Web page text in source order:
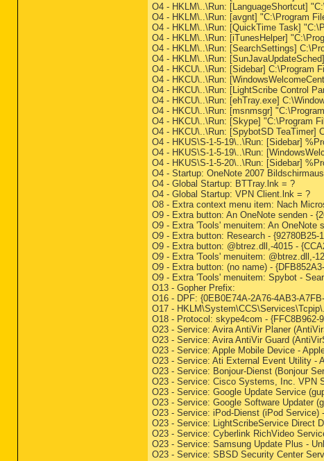
O4 - HKLM\..\Run: [LanguageShortcut]
O4 - HKLM\..\Run: [avgnt] "C:\Program
O4 - HKLM\..\Run: [QuickTime Task]
O4 - HKLM\..\Run: [iTunesHelper]
O4 - HKLM\..\Run: [SearchSettings]
O4 - HKLM\..\Run:
O4 - HKCU\..\Run: [Sidebar] C:\Program
O4 - HKCU\..\Run:
O4 - HKCU\..\Run: [LightScribe Control
O4 - HKCU\..\Run: [ehTray.exe]
O4 - HKCU\..\Run: [msnmsgr]
O4 - HKCU\..\Run: [Skype] "C:\Program
O4 - HKCU\..\Run: [SpybotSD TeaTimer]
O4 - HKUS\S-1-5-19\..\Run: [Sidebar]
O4 - HKUS\S-1-5-19\..\Run:
O4 - HKUS\S-1-5-20\..\Run: [Sidebar]
O4 - Startup: OneNote 2007
O4 - Global Startup: BTTray.lnk = ?
O4 - Global Startup: VPN Client.lnk = ?
O8 - Extra context menu item: Nach
O9 - Extra button: An OneNote senden -
O9 - Extra 'Tools' menuitem: An OneNote
O9 - Extra button: Research -
O9 - Extra button: @btrez.dll,-4015 -
O9 - Extra 'Tools' menuitem: @btrez.dll,-
O9 - Extra button: (no name) -
O9 - Extra 'Tools' menuitem: Spybot -
O13 - Gopher Prefix:
O16 - DPF: {0EB0E74A-2A76-4AB3-
O17 -
O18 - Protocol: skype4com - {FFC8B962-
O23 - Service: Avira AntiVir Planer
O23 - Service: Avira AntiVir Guard
O23 - Service: Apple Mobile Device -
O23 - Service: Ati External Event Utility -
O23 - Service: Bonjour-Dienst (Bonjour
O23 - Service: Cisco Systems, Inc. VPN
O23 - Service: Google Update Service
O23 - Service: Google Software Updater
O23 - Service: iPod-Dienst (iPod
O23 - Service: LightScribeService Direct
O23 - Service: Cyberlink RichVideo
O23 - Service: Samsung Update Plus -
O23 - Service: SBSD Security Center